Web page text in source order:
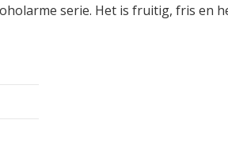
serie. Het is fruitig, fris en